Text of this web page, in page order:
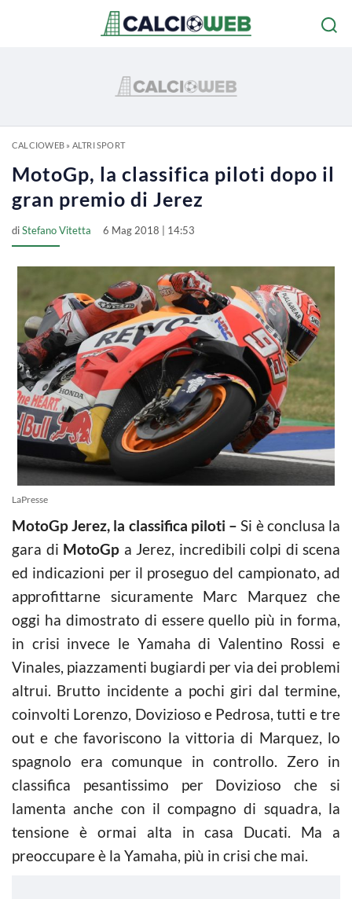
CALCIOWEB» ALTRI SPORT
MotoGp, la classifica piloti dopo il
gran premio di Jerez
diStefano Vitetta 6 Mag 2018 | 14:53
LaPresse
MotoGp Jerez, la classifica piloti – Si è conclusa la
gara di MotoGp a Jerez, incredibili colpi di scena
ed indicazioni per il proseguo del campionato, ad
approfittarne sicuramente Marc Marquez che
oggi ha dimostrato di essere quello più in forma,
in crisi invece le Yamaha di Valentino Rossi e
Vinales, piazzamenti bugiardi per via dei problemi
altrui. Brutto incidente a pochi giri dal termine,
coinvolti Lorenzo, Dovizioso e Pedrosa, tutti e tre
out e che favoriscono la vittoria di Marquez, lo
spagnolo era comunque in controllo. Zero in
classifica pesantissimo per Dovizioso che si
lamenta anche con il compagno di squadra, la
tensione è ormai alta in casa Ducati. Ma a
preoccupare è la Yamaha, più in crisi che mai.